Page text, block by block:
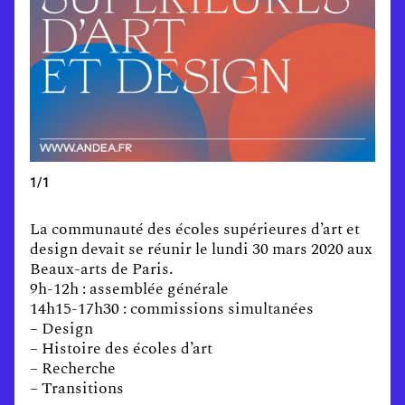
1/1
La communauté des écoles supérieures d’art et
design devait se réunir le lundi 30 mars 2020 aux
Beaux-arts de Paris.
9h-12h : assemblée générale
14h15-17h30 : commissions simultanées
– Design
– Histoire des écoles d’art
– Recherche
– Transitions